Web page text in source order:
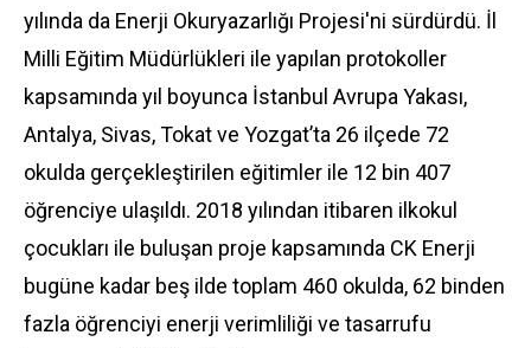
yılında da Enerji Okuryazarlığı Projesi'ni sürdürdü. İl
Milli Eğitim Müdürlükleri ile yapılan protokoller
kapsamında yıl boyunca İstanbul Avrupa Yakası,
Antalya, Sivas, Tokat ve Yozgat’ta 26 ilçede 72
okulda gerçekleştirilen eğitimler ile 12 bin 407
öğrenciye ulaşıldı. 2018 yılından itibaren ilkokul
çocukları ile buluşan proje kapsamında CK Enerji
bugüne kadar beş ilde toplam 460 okulda, 62 binden
fazla öğrenciyi enerji verimliliği ve tasarrufu